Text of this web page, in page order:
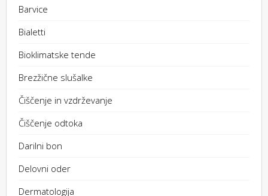
Barvice
Bialetti
Bioklimatske tende
Brezžične slušalke
Čiščenje in vzdrževanje
Čiščenje odtoka
Darilni bon
Delovni oder
Dermatologija